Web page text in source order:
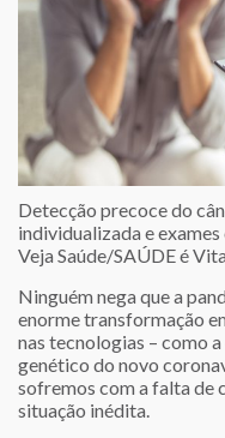
Detecção precoce do
individualizada e
Veja Saúde/SAÚDE é
Ninguém nega que a
enorme transformação
nas tecnologias – como
genético do novo
sofremos com a falta de
situação inédita.